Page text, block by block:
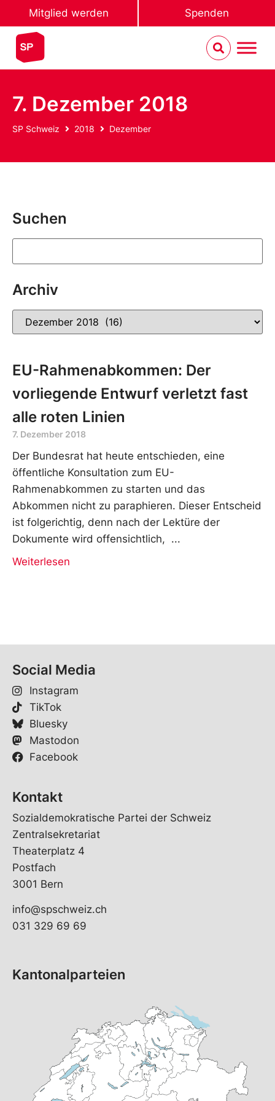
Mitglied werden Spenden
7. Dezember 2018
SP Schweiz 2018 Dezember
Suchen
Archiv
EU-Rahmenabkommen: Der
vorliegende Entwurf verletzt fast
alle roten Linien
7. Dezember 2018
Der Bundesrat hat heute entschieden, eine
öffentliche Konsultation zum EU-
Rahmenabkommen zu starten und das
Abkommen nicht zu paraphieren. Dieser Entscheid
ist folgerichtig, denn nach der Lektüre der
Dokumente wird offensichtlich,
Weiterlesen
Social Media
Instagram
TikTok
Bluesky
Mastodon
Facebook
Kontakt
Sozialdemokratische Partei der Schweiz
Zentralsekretariat
Theaterplatz 4
Postfach
3001 Bern
info@spschweiz.ch
031 329 69 69
Kantonalparteien